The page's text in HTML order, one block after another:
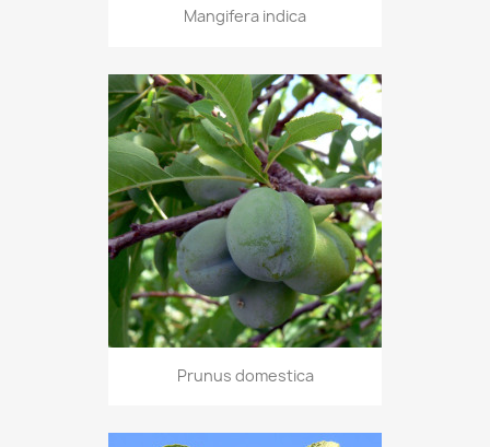
Mangifera indica
Prunus domestica